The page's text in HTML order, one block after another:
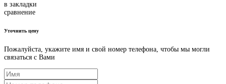
в закладки
сравнение
Уточнить цену
Пожалуйста, укажите имя и свой номер телефона, чтобы мы могли
связаться с Вами